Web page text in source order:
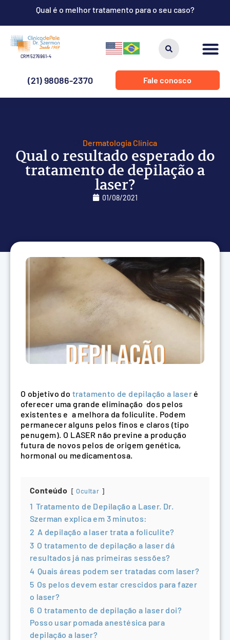
CRM 5276961-4
(21) 98086-2370 Fale conosco
Dermatologia Clínica
Qual o resultado esperado do
tratamento de depilação a
laser?
01/08/2021
O objetivo do tratamento de depilação a laser é
oferecer uma grande eliminação dos pelos
existentes e a melhora da foliculite. Podem
permanecer alguns pelos finos e claros (tipo
penugem). O LASER não previne a produção
futura de novos pelos de origem genética,
hormonal ou medicamentosa.
Conteúdo Ocultar
1 Tratamento de Depilação a Laser. Dr.
Szerman explica em 3 minutos:
2 A depilação a laser trata a foliculite?
3 O tratamento de depilação a laser dá
resultados já nas primeiras sessões?
4 Quais áreas podem ser tratadas com laser?
5 Os pelos devem estar crescidos para fazer
o laser?
6 O tratamento de depilação a laser doi?
Posso usar pomada anestésica para
depilação a laser?
Qual é o melhor tratamento para o seu caso?